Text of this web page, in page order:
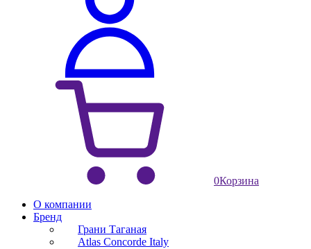
0Корзина
О компании
Бренд
Грани Таганая
Atlas Concorde Italy